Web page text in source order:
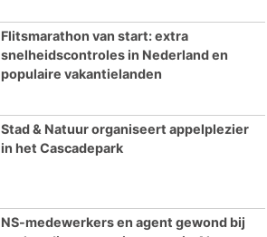
Flitsmarathon van start: extra
snelheidscontroles in Nederland en
populaire vakantielanden
Stad & Natuur organiseert appelplezier
in het Cascadepark
NS-medewerkers en agent gewond bij